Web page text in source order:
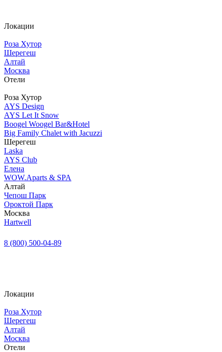
Локации
Роза Хутор
Шерегеш
Алтай
Москва
Отели
Роза Хутор
AYS Design
AYS Let It Snow
Boogel Woogel Bar&Hotel
Big Family Chalet with Jacuzzi
Шерегеш
Laska
AYS Club
Елена
WOW.Aparts & SPA
Алтай
Чепош Парк
Ороктой Парк
Москва
Hartwell
8 (800) 500-04-89
Локации
Роза Хутор
Шерегеш
Алтай
Москва
Отели